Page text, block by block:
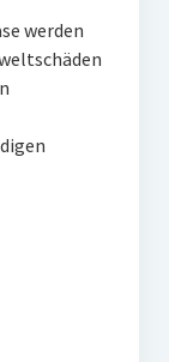
werden